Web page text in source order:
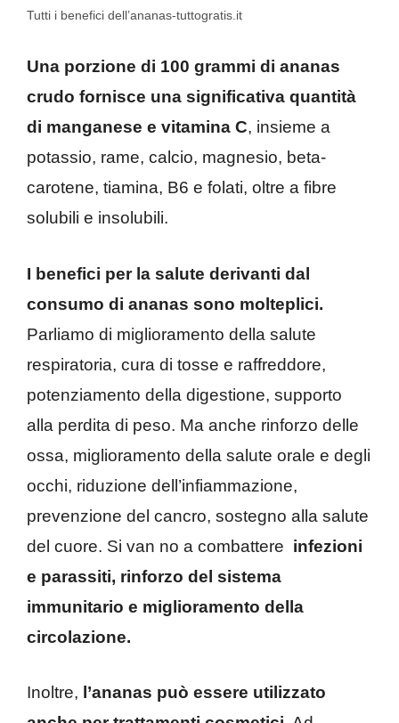
Tutti i benefici dell’ananas-tuttogratis.it
Una porzione di 100 grammi di ananas
crudo fornisce una significativa quantità
di manganese e vitamina C, insieme a
potassio, rame, calcio, magnesio, beta-
carotene, tiamina, B6 e folati, oltre a fibre
solubili e insolubili.
I benefici per la salute derivanti dal
consumo di ananas sono molteplici.
Parliamo di miglioramento della salute
respiratoria, cura di tosse e raffreddore,
potenziamento della digestione, supporto
alla perdita di peso. Ma anche rinforzo delle
ossa, miglioramento della salute orale e degli
occhi, riduzione dell’infiammazione,
prevenzione del cancro, sostegno alla salute
del cuore. Si van no a combattere infezioni
e parassiti, rinforzo del sistema
immunitario e miglioramento della
circolazione.
Inoltre, l’ananas può essere utilizzato